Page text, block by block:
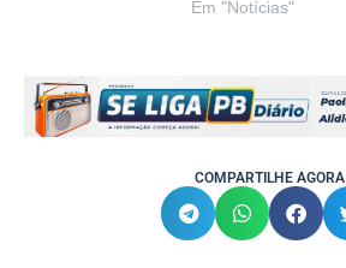
Em "Notícias"
COMPARTILHE AGORA